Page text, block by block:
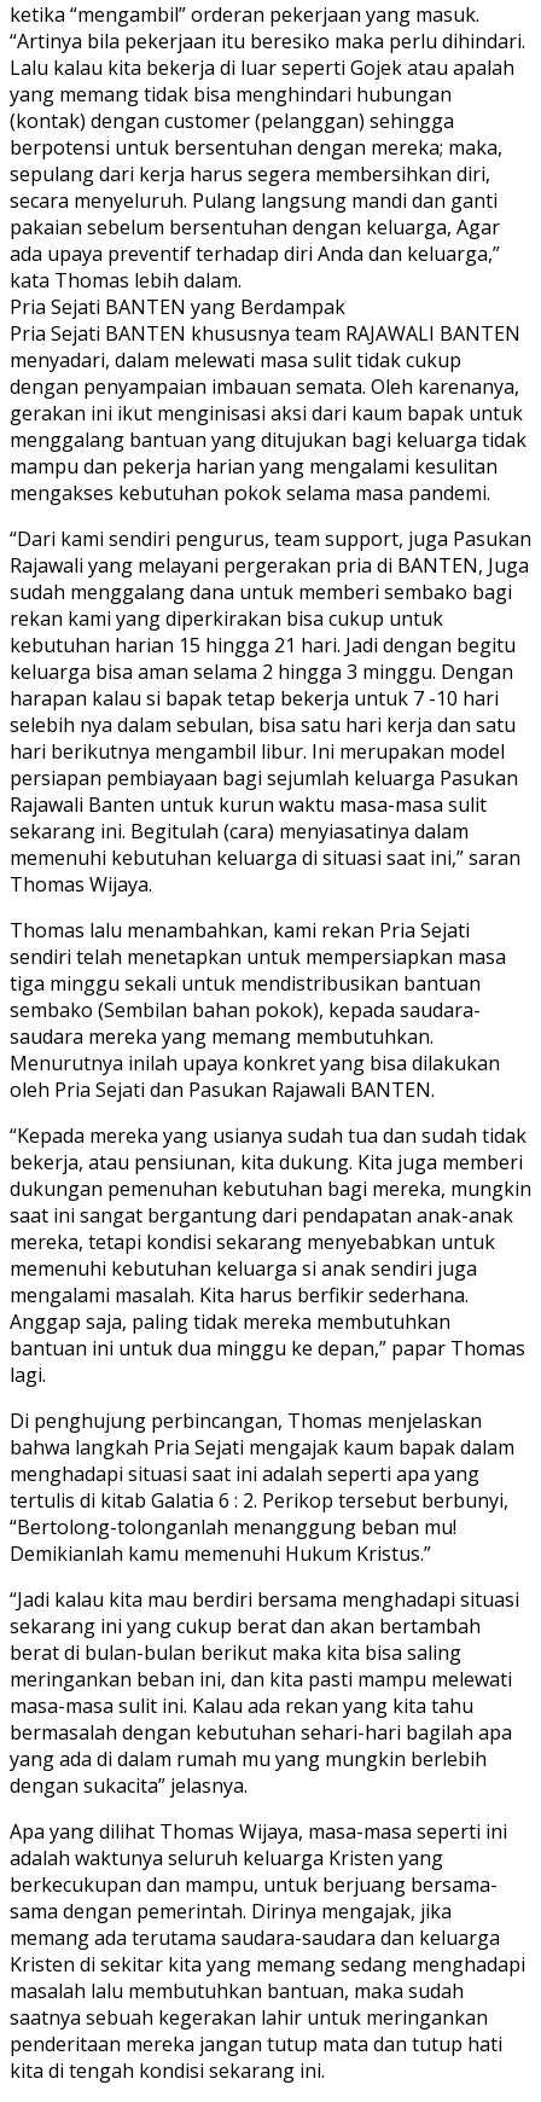
ketika “mengambil” orderan pekerjaan yang masuk.
“Artinya bila pekerjaan itu beresiko maka perlu dihindari.
Lalu kalau kita bekerja di luar seperti Gojek atau apalah
yang memang tidak bisa menghindari hubungan
(kontak) dengan customer (pelanggan) sehingga
berpotensi untuk bersentuhan dengan mereka; maka,
sepulang dari kerja harus segera membersihkan diri,
secara menyeluruh. Pulang langsung mandi dan ganti
pakaian sebelum bersentuhan dengan keluarga, Agar
ada upaya preventif terhadap diri Anda dan keluarga,”
kata Thomas lebih dalam.
Pria Sejati BANTEN yang Berdampak
Pria Sejati BANTEN khususnya team RAJAWALI BANTEN
menyadari, dalam melewati masa sulit tidak cukup
dengan penyampaian imbauan semata. Oleh karenanya,
gerakan ini ikut menginisasi aksi dari kaum bapak untuk
menggalang bantuan yang ditujukan bagi keluarga tidak
mampu dan pekerja harian yang mengalami kesulitan
mengakses kebutuhan pokok selama masa pandemi.
“Dari kami sendiri pengurus, team support, juga Pasukan
Rajawali yang melayani pergerakan pria di BANTEN, Juga
sudah menggalang dana untuk memberi sembako bagi
rekan kami yang diperkirakan bisa cukup untuk
kebutuhan harian 15 hingga 21 hari. Jadi dengan begitu
keluarga bisa aman selama 2 hingga 3 minggu. Dengan
harapan kalau si bapak tetap bekerja untuk 7 -10 hari
selebih nya dalam sebulan, bisa satu hari kerja dan satu
hari berikutnya mengambil libur. Ini merupakan model
persiapan pembiayaan bagi sejumlah keluarga Pasukan
Rajawali Banten untuk kurun waktu masa-masa sulit
sekarang ini. Begitulah (cara) menyiasatinya dalam
memenuhi kebutuhan keluarga di situasi saat ini,” saran
Thomas Wijaya.
Thomas lalu menambahkan, kami rekan Pria Sejati
sendiri telah menetapkan untuk mempersiapkan masa
tiga minggu sekali untuk mendistribusikan bantuan
sembako (Sembilan bahan pokok), kepada saudara-
saudara mereka yang memang membutuhkan.
Menurutnya inilah upaya konkret yang bisa dilakukan
oleh Pria Sejati dan Pasukan Rajawali BANTEN.
“Kepada mereka yang usianya sudah tua dan sudah tidak
bekerja, atau pensiunan, kita dukung. Kita juga memberi
dukungan pemenuhan kebutuhan bagi mereka, mungkin
saat ini sangat bergantung dari pendapatan anak-anak
mereka, tetapi kondisi sekarang menyebabkan untuk
memenuhi kebutuhan keluarga si anak sendiri juga
mengalami masalah. Kita harus berfikir sederhana.
Anggap saja, paling tidak mereka membutuhkan
bantuan ini untuk dua minggu ke depan,” papar Thomas
lagi.
Di penghujung perbincangan, Thomas menjelaskan
bahwa langkah Pria Sejati mengajak kaum bapak dalam
menghadapi situasi saat ini adalah seperti apa yang
tertulis di kitab Galatia 6 : 2. Perikop tersebut berbunyi,
“Bertolong-tolonganlah menanggung beban mu!
Demikianlah kamu memenuhi Hukum Kristus.”
“Jadi kalau kita mau berdiri bersama menghadapi situasi
sekarang ini yang cukup berat dan akan bertambah
berat di bulan-bulan berikut maka kita bisa saling
meringankan beban ini, dan kita pasti mampu melewati
masa-masa sulit ini. Kalau ada rekan yang kita tahu
bermasalah dengan kebutuhan sehari-hari bagilah apa
yang ada di dalam rumah mu yang mungkin berlebih
dengan sukacita” jelasnya.
Apa yang dilihat Thomas Wijaya, masa-masa seperti ini
adalah waktunya seluruh keluarga Kristen yang
berkecukupan dan mampu, untuk berjuang bersama-
sama dengan pemerintah. Dirinya mengajak, jika
memang ada terutama saudara-saudara dan keluarga
Kristen di sekitar kita yang memang sedang menghadapi
masalah lalu membutuhkan bantuan, maka sudah
saatnya sebuah kegerakan lahir untuk meringankan
penderitaan mereka jangan tutup mata dan tutup hati
kita di tengah kondisi sekarang ini.